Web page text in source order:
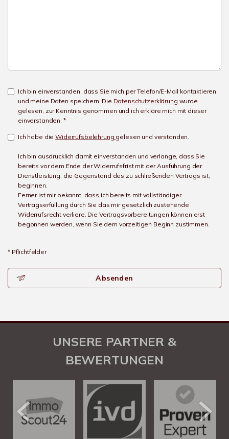
Ich bin einverstanden, dass Sie mich per Telefon/E-Mail kontaktieren
und meine Daten speichern. Die Datenschutzerklärung wurde
gelesen, zur Kenntnis genommen und ich erkläre mich mit dieser
einverstanden. *
Ich habe dieWiderrufsbelehrung gelesen und verstanden.
Ich bin ausdrücklich damit einverstanden und verlange, dass Sie
bereits vor dem Ende der Widerrufsfrist mit der Ausführung der
Dienstleistung, die Gegenstand des zu schließenden Vertrags ist,
beginnen.
Ferner ist mir bekannt, dass ich bereits mit vollständiger
Vertragserfüllung durch Sie das mir gesetzlich zustehende
Widerrufsrecht verliere. Die Vertragsvorbereitungen können erst
begonnen werden, wenn Sie dem vorzeitigen Beginn zustimmen.
* Pflichtfelder
Absenden
UNSERE PARTNER &
BEWERTUNGEN